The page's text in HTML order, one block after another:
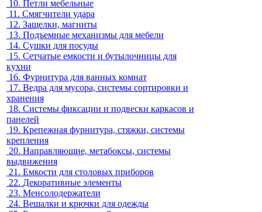
10. Петли мебельные
11. Смягчители удара
12. Защелки, магниты
13. Подъемные механизмы для мебели
14. Сушки для посуды
15. Сетчатые емкости и бутылочницы для
кухни
16. Фурнитура для ванных комнат
17. Ведра для мусора, системы сортировки и
хранения
18. Системы фиксации и подвески каркасов и
панелей
19. Крепежная фурнитура, стяжки, системы
крепления
20. Направляющие, метабоксы, системы
выдвижения
21. Емкости для столовых приборов
22. Декоративные элементы
23. Менсолодержатели
24. Вешалки и крючки для одежды